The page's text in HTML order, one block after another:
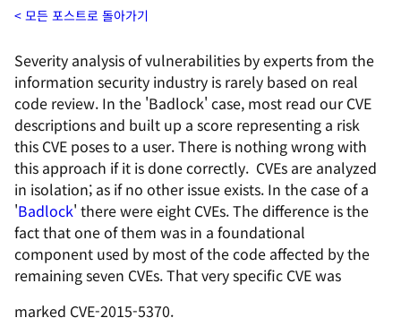
모든 포스트로 돌아가기
Severity analysis of vulnerabilities by experts from the
information security industry is rarely based on real
code review. In the 'Badlock' case, most read our CVE
descriptions and built up a score representing a risk
this CVE poses to a user. There is nothing wrong with
this approach if it is done correctly. CVEs are analyzed
in isolation; as if no other issue exists. In the case of a
'Badlock' there were eight CVEs. The difference is the
fact that one of them was in a foundational
component used by most of the code affected by the
remaining seven CVEs. That very specific CVE was
marked CVE-2015-5370.